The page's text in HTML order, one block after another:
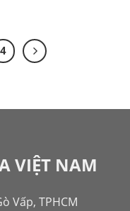
4
VIỆT NAM
Vấp, TPHCM